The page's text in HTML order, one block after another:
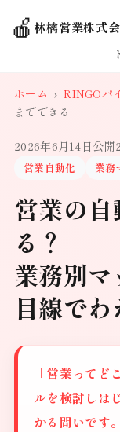
🍎林檎営業株式
ホーム › RINGOパ
までできる
2026年6月14日公開
営業自動化 業務
営業の
る？
業務別
目線で
「営業って
ルを検討しは
かる問いです。